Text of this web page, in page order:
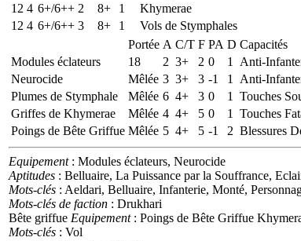
12 4 6+/6++ 2 8+ 1
Khymerae
12 4 6+/6++ 3 8+ 1
Vols de Stymphales
Portée A C/T F PA D Capacités
Modules éclateurs
18 2 3+ 2 0 1
Anti-
Neurocide
Mêlée 3 3+ 3 -1 1
Anti-
Plumes de Stymphale
Mêlée 6 4+ 3 0 1
Touches
Griffes de Khymerae
Mêlée 4 4+ 5 0 1
Touches
Poings de Bête Griffue Mêlée 5 4+ 5 -1 2 Blessures
Equipement: Modules éclateurs, Neurocide
Aptitudes : Belluaire, La Puissance par la Souffrance,
Mots-clés : Aeldari, Belluaire, Infanterie, Monté,
Mots-clés de faction : Drukhari
Bête griffue Equipement: Poings de Bête Griffue
Mots-clés : Vol